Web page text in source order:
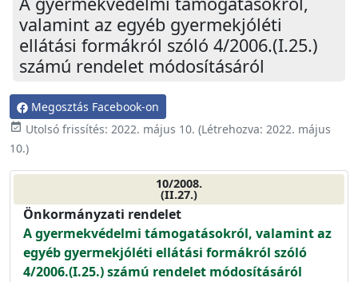
valamint az egyéb gyermekjóléti
ellátási formákról szóló 4/2006.(I.25.)
számú rendelet módosításáról
Megosztás Facebook-on
event_available Utolsó frissítés: 2022. május 10. (Létrehozva: 2022. május
10.)
10/2008.
(II.27.)
Önkormányzati rendelet
A gyermekvédelmi támogatásokról, valamint az
egyéb gyermekjóléti ellátási formákról szóló
4/2006.(I.25.) számú rendelet módosításáról